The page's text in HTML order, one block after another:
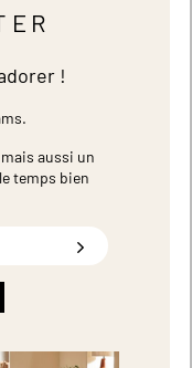
!
aussi un
temps bien